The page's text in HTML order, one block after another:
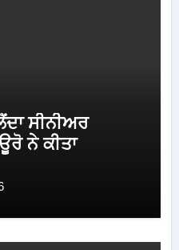
ਸੀਨੀਅਰ
ਨੇ ਕੀਤਾ